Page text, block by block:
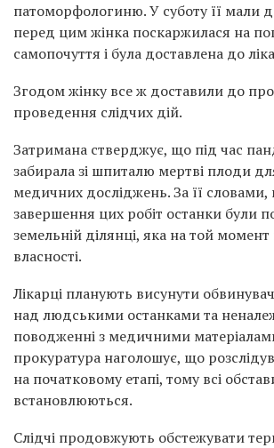
патоморфологиню. У суботу її мали
перед цим жінка поскаржилася на
самопочуття і була доставлена до
Згодом жінку все ж доставили до
проведення слідчих дій.
Затримана стверджує, що під час
забирала зі шпиталю мертві плоди
медичних досліджень. За її словами,
завершення цих робіт останки були
земельній ділянці, яка на той момент
власності.
Лікарці планують висунути
над людськими останками та
поводженні з медичними
прокуратура наголошує, що
на початковому етапі, тому всі
встановлюються.
Слідчі продовжують обстежувати